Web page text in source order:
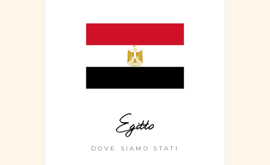
Egitto
DOVE SIAMO STATI